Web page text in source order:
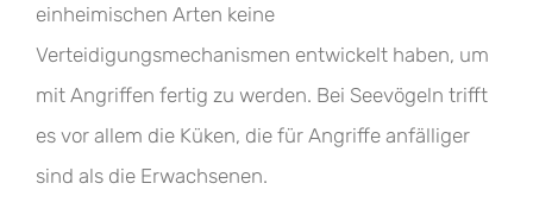
einheimischen Arten keine
Verteidigungsmechanismen entwickelt haben, um
mit Angriffen fertig zu werden. Bei Seevögeln trifft
es vor allem die Küken, die für Angriffe anfälliger
sind als die Erwachsenen.